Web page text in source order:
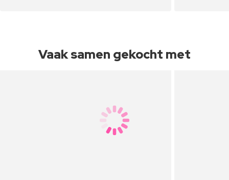
Vaak samen gekocht met